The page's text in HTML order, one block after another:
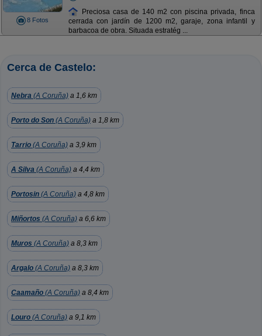
8 Fotos
Preciosa casa de 140 m2 con piscina privada, finca
cerrada con jardín de 1200 m2, garaje, zona infantil y
barbacoa de obra. Situada estratég ...
Cerca de Castelo:
Nebra (A Coruña) a 1,6 km
Porto do Son (A Coruña) a 1,8 km
Tarrio (A Coruña) a 3,9 km
A Silva (A Coruña) a 4,4 km
Portosin (A Coruña) a 4,8 km
Miñortos (A Coruña) a 6,6 km
Muros (A Coruña) a 8,3 km
Argalo (A Coruña) a 8,3 km
Caamaño (A Coruña) a 8,4 km
Louro (A Coruña) a 9,1 km